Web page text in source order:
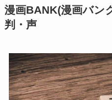
漫画BANK(漫画バン
判・声